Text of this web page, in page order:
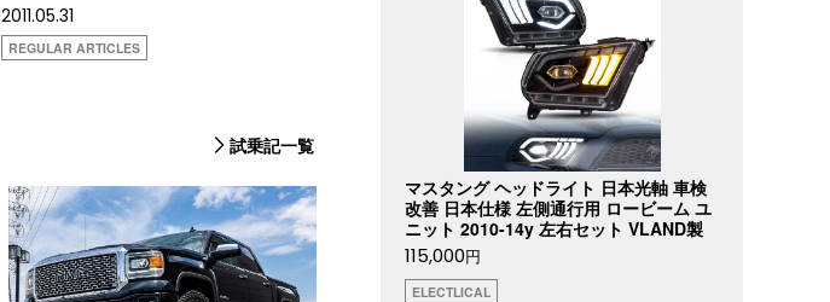
2011.05.31
REGULAR ARTICLES
試乗記一覧
マスタング ヘッドライト 日本光軸 車検
改善 日本仕様 左側通行用 ロービーム ユ
ニット 2010-14y 左右セット VLAND製
115,000円
ELECTLICAL